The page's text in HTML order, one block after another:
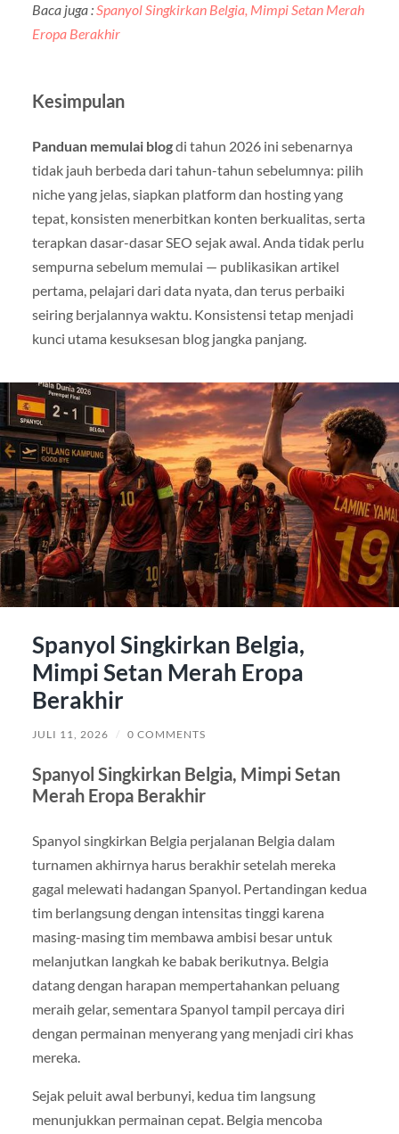
Baca juga :Spanyol Singkirkan Belgia, Mimpi Setan Merah
Eropa Berakhir
Kesimpulan
Panduan memulai blogdi tahun 2026 ini sebenarnya
tidak jauh berbeda dari tahun-tahun sebelumnya: pilih
niche yang jelas, siapkan platform dan hosting yang
tepat, konsisten menerbitkan konten berkualitas, serta
terapkan dasar-dasar SEO sejak awal. Anda tidak perlu
sempurna sebelum memulai — publikasikan artikel
pertama, pelajari dari data nyata, dan terus perbaiki
seiring berjalannya waktu. Konsistensi tetap menjadi
kunci utama kesuksesan blog jangka panjang.
Spanyol Singkirkan Belgia,
Mimpi Setan Merah Eropa
Berakhir
JULI 11, 2026 / 0 COMMENTS
Spanyol Singkirkan Belgia, Mimpi Setan
Merah Eropa Berakhir
Spanyol singkirkan Belgia perjalanan Belgia dalam
turnamen akhirnya harus berakhir setelah mereka
gagal melewati hadangan Spanyol. Pertandingan kedua
tim berlangsung dengan intensitas tinggi karena
masing-masing tim membawa ambisi besar untuk
melanjutkan langkah ke babak berikutnya. Belgia
datang dengan harapan mempertahankan peluang
meraih gelar, sementara Spanyol tampil percaya diri
dengan permainan menyerang yang menjadi ciri khas
mereka.
Sejak peluit awal berbunyi, kedua tim langsung
menunjukkan permainan cepat. Belgia mencoba